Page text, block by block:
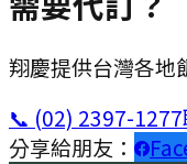
翔慶提供台灣各地
📞 (02) 2397-1277
分享給朋友：